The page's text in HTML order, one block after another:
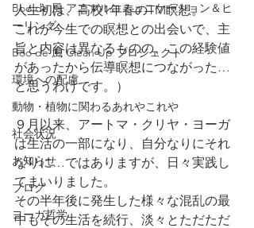
Boo de 風 アニマルコミュニケーション＆ヒ
ーリング
Boo de 風 Clean Up プロジェクト
環境への配慮
動物・植物に関わるあれやこれや
社会状況
お知らせ
ブログ
ヨーガ哲学
人生初は、高校1年春のTM瞑想。
これが今生での瞑想との出会いで、主
旨と内容は異なるものの、この経験値
があったから伝導瞑想につながった…
と思うわけです。）
９月以来、アートマ・クリヤ・ヨーガ
は生活の一部になり、自分なりにそれ
なりに…ではありますが、日々実践し
てまいりました。
その半年後に発生した様々な混乱の最
中もその生活を続行、淡々と ただただ